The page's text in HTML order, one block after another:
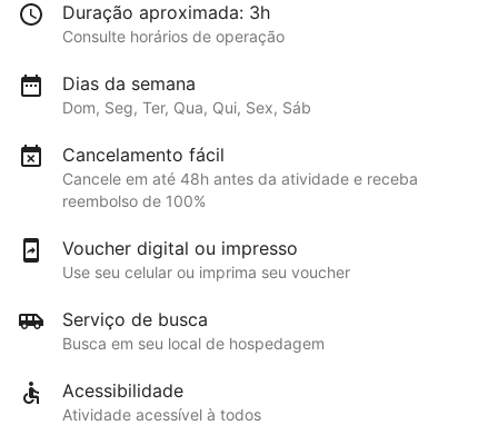
Duração aproximada: 3h
Consulte horários de operação
Dias da semana
Dom, Seg, Ter, Qua, Qui, Sex, Sáb
Cancelamento fácil
Cancele em até 48h antes da atividade e receba
reembolso de 100%
Voucher digital ou impresso
Use seu celular ou imprima seu voucher
Serviço de busca
Busca em seu local de hospedagem
Acessibilidade
Atividade acessível à todos